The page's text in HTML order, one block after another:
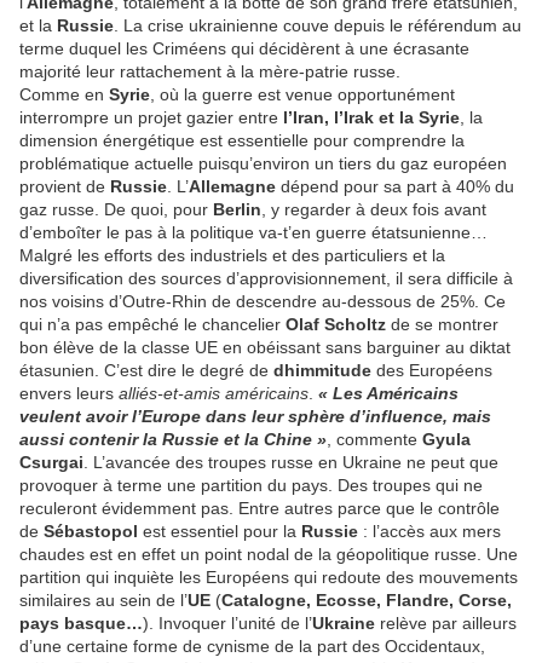
et la Russie . La crise ukrainienne couve depuis le référendum au
terme duquel les Criméens qui décidèrent à une écrasante
majorité leur rattachement à la mère-patrie russe.
Comme en Syrie , où la guerre est venue opportunément
interrompre un projet gazier entre l’Iran, l’Irak et la Syrie , la
dimension énergétique est essentielle pour comprendre la
problématique actuelle puisqu’environ un tiers du gaz européen
provient de Russie . L’Allemagne dépend pour sa part à 40% du
gaz russe. De quoi, pour Berlin , y regarder à deux fois avant
d’emboîter le pas à la politique va-t’en guerre étatsunienne…
Malgré les efforts des industriels et des particuliers et la
diversification des sources d’approvisionnement, il sera difficile à
nos voisins d’Outre-Rhin de descendre au-dessous de 25%. Ce
qui n’a pas empêché le chancelier Olaf Scholtz de se montrer
bon élève de la classe UE en obéissant sans barguiner au diktat
étasunien. C’est dire le degré de dhimmitude des Européens
envers leurs alliés-et-amis américains « Les Américains
veulent avoir l’Europe dans leur sphère d’influence, mais
aussi contenir la Russie et la Chine » , commente Gyula
Csurgai . L’avancée des troupes russe en Ukraine ne peut que
provoquer à terme une partition du pays. Des troupes qui ne
reculeront évidemment pas. Entre autres parce que le contrôle
de Sébastopol est essentiel pour la Russie : l’accès aux mers
chaudes est en effet un point nodal de la géopolitique russe. Une
partition qui inquiète les Européens qui redoute des mouvements
similaires au sein de l’UE (Catalogne, Ecosse, Flandre, Corse,
pays basque…). Invoquer l’unité de l’Ukraine relève par ailleurs
d’une certaine forme de cynisme de la part des Occidentaux,